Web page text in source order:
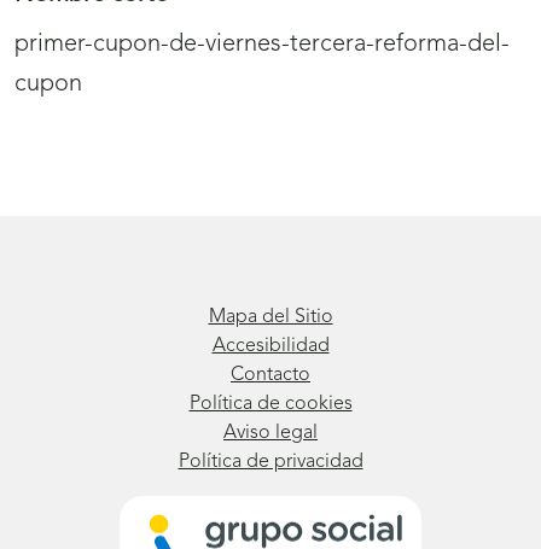
primer-cupon-de-viernes-tercera-reforma-del-
cupon
Mapa del Sitio
Accesibilidad
Contacto
Política de cookies
Aviso legal
Política de privacidad